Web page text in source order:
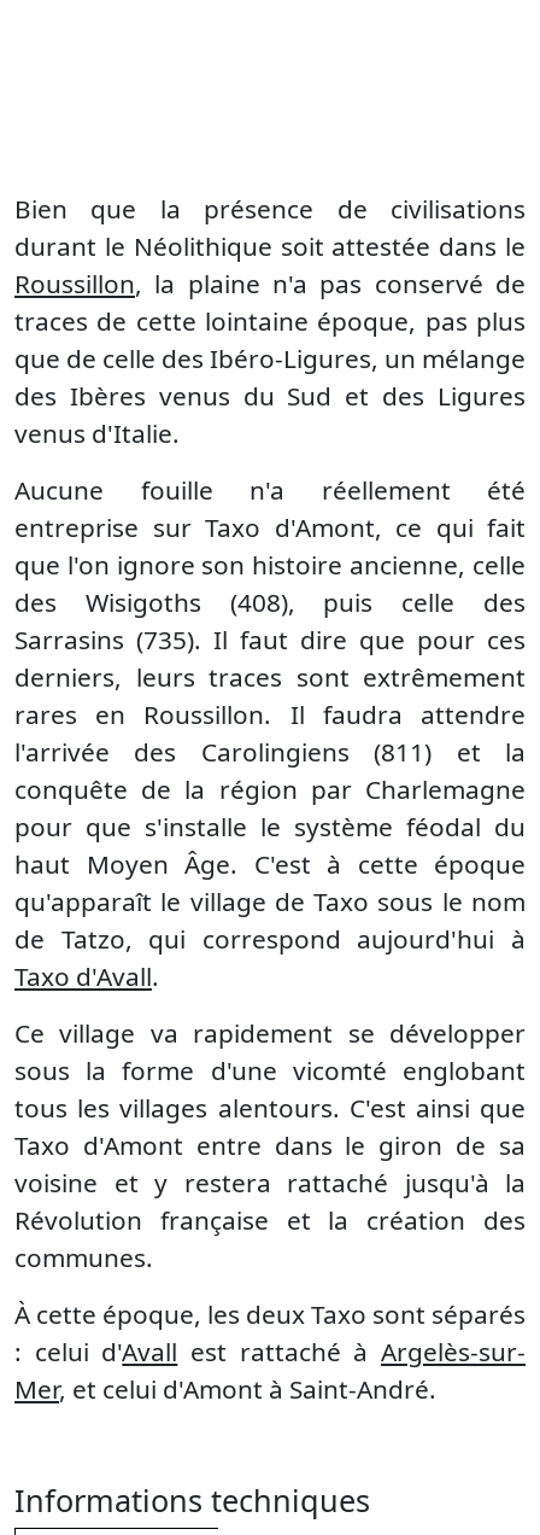
Bien que la présence de civilisations
durant le Néolithique soit attestée dans le
Roussillon, la plaine n'a pas conservé de
traces de cette lointaine époque, pas plus
que de celle des Ibéro-Ligures, un mélange
des Ibères venus du Sud et des Ligures
venus d'Italie.
Aucune fouille n'a réellement été
entreprise sur Taxo d'Amont, ce qui fait
que l'on ignore son histoire ancienne, celle
des Wisigoths (408), puis celle des
Sarrasins (735). Il faut dire que pour ces
derniers, leurs traces sont extrêmement
rares en Roussillon. Il faudra attendre
l'arrivée des Carolingiens (811) et la
conquête de la région par Charlemagne
pour que s'installe le système féodal du
haut Moyen Âge. C'est à cette époque
qu'apparaît le village de Taxo sous le nom
de Tatzo, qui correspond aujourd'hui à
Taxo d'Avall.
Ce village va rapidement se développer
sous la forme d'une vicomté englobant
tous les villages alentours. C'est ainsi que
Taxo d'Amont entre dans le giron de sa
voisine et y restera rattaché jusqu'à la
Révolution française et la création des
communes.
À cette époque, les deux Taxo sont séparés
: celui d'Avall est rattaché àArgelès-sur-
Mer, et celui d'Amont à Saint-André.
Informations techniques